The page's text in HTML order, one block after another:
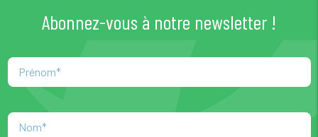
Abonnez-vous à notre newsletter !